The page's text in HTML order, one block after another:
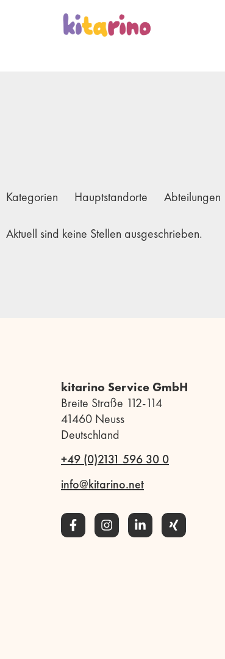
Kategorien Hauptstandorte Abteilungen
Aktuell sind keine Stellen ausgeschrieben.
kitarino Service GmbH
Breite Straße 112-114
41460 Neuss
Deutschland
+49 (0)2131 596 30 0
info@kitarino.net